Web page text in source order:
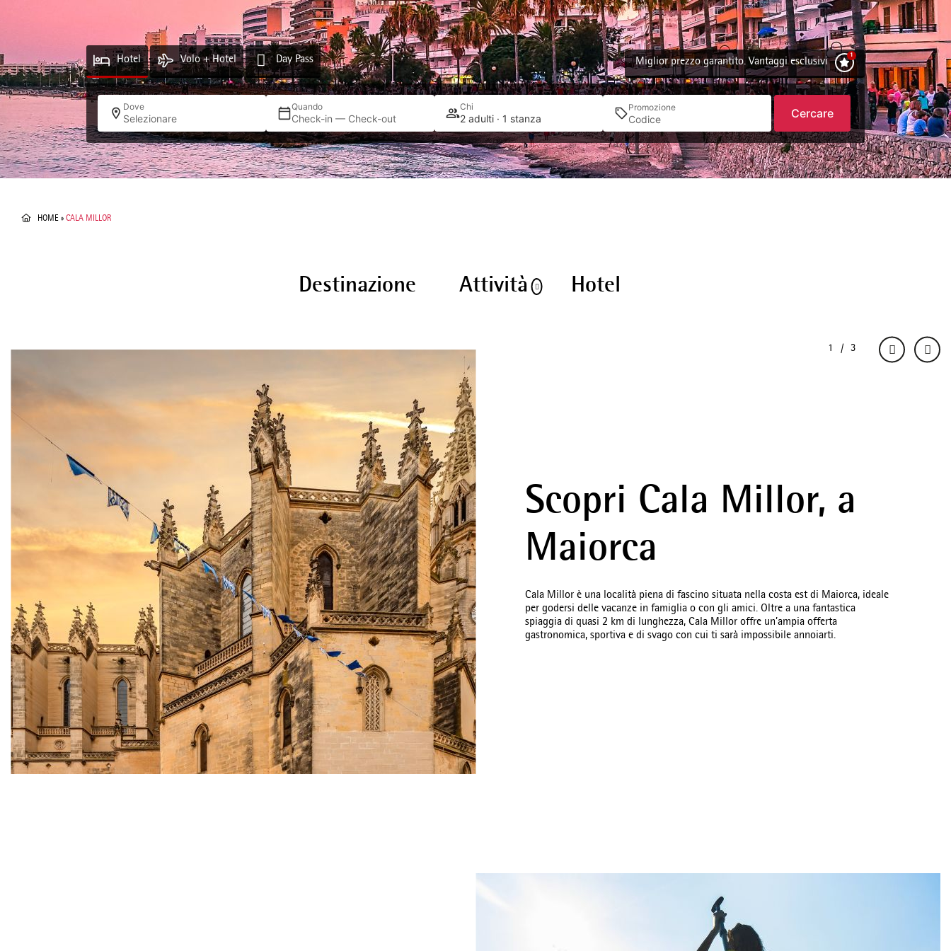
Hotel Volo + Hotel Day Pass Miglior prezzo garantito. Vantaggi esclusivi
Dove
Selezionare
Quando
Check-in — Check-out
Chi
2 adulti · 1 stanza
Promozione Cercare
HOME » CALA MILLOR
Destinazione Attività Hotel
Scopri Cala Millor, a
Maiorca
Cala Millor è una località piena di fascino situata nella costa est di Maiorca, ideale
per godersi delle vacanze in famiglia o con gli amici. Oltre a una fantastica
spiaggia di quasi 2 km di lunghezza, Cala Millor offre un’ampia offerta
gastronomica, sportiva e di svago con cui ti sarà impossibile annoiarti.